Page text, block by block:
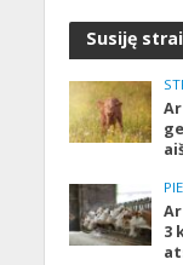
Susiję
3